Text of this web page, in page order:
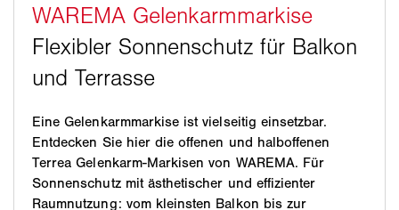
Eine Gelenkarmmarkise ist vielseitig einsetzbar.
Entdecken Sie hier die offenen und halboffenen
Terrea Gelenkarm-Markisen von WAREMA. Für
Sonnenschutz mit ästhetischer und effizienter
Raumnutzung: vom kleinsten Balkon bis zur